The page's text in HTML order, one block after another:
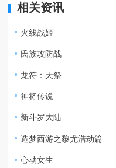
相关资讯
火线战姬
氏族攻防战
龙符：天祭
神将传说
新斗罗大陆
造梦西游之黎尤浩劫篇
心动女生